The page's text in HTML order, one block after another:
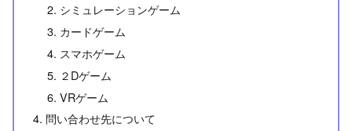
シミュレーションゲーム
カードゲーム
スマホゲーム
２Dゲーム
VRゲーム
問い合わせ先について